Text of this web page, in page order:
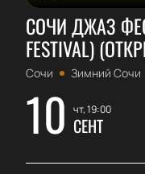
СОЧИ ДЖАЗ
FESTIVAL)
Сочи Зимний Сочи
10 чт, 19:00
СЕНТ